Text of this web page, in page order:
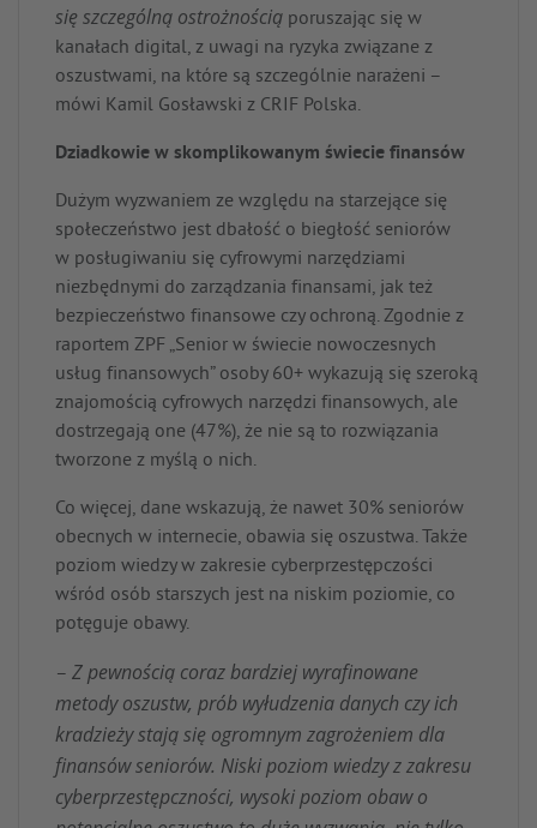
się szczególną ostrożnością poruszając się w
kanałach digital, z uwagi na ryzyka związane z
oszustwami, na które są szczególnie narażeni –
mówi Kamil Gosławski z CRIF Polska.
Dziadkowie w skomplikowanym świecie finansów
Dużym wyzwaniem ze względu na starzejące się
społeczeństwo jest dbałość o biegłość seniorów
w posługiwaniu się cyfrowymi narzędziami
niezbędnymi do zarządzania finansami, jak też
bezpieczeństwo finansowe czy ochroną. Zgodnie z
raportem ZPF „Senior w świecie nowoczesnych
usług finansowych” osoby 60+ wykazują się szeroką
znajomością cyfrowych narzędzi finansowych, ale
dostrzegają one (47%), że nie są to rozwiązania
tworzone z myślą o nich.
Co więcej, dane wskazują, że nawet 30% seniorów
obecnych w internecie, obawia się oszustwa. Także
poziom wiedzy w zakresie cyberprzestępczości
wśród osób starszych jest na niskim poziomie, co
potęguje obawy.
– Z pewnością coraz bardziej wyrafinowane
metody oszustw, prób wyłudzenia danych czy ich
kradzieży stają się ogromnym zagrożeniem dla
finansów seniorów. Niski poziom wiedzy z zakresu
cyberprzestępczności, wysoki poziom obaw o